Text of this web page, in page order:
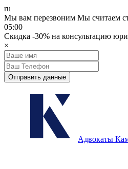
ru
Мы вам перезвоним Мы считаем
05:00
Скидка -30% на консультацию
×
Отправить данные
Адвокаты